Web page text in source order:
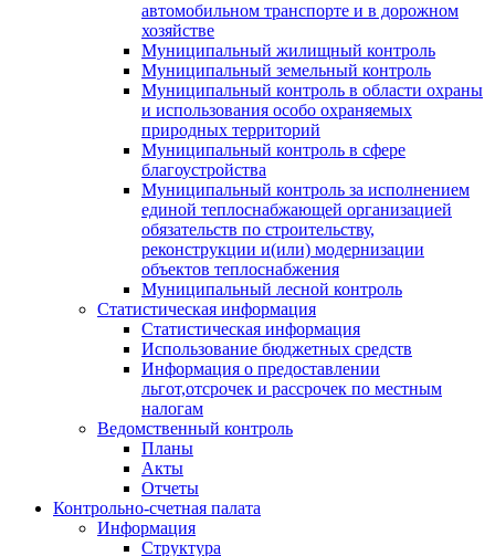
автомобильном транспорте и в дорожном
хозяйстве
Муниципальный жилищный контроль
Муниципальный земельный контроль
Муниципальный контроль в области охраны
и использования особо охраняемых
природных территорий
Муниципальный контроль в сфере
благоустройства
Муниципальный контроль за исполнением
единой теплоснабжающей организацией
обязательств по строительству,
реконструкции и(или) модернизации
объектов теплоснабжения
Муниципальный лесной контроль
Статистическая информация
Статистическая информация
Использование бюджетных средств
Информация о предоставлении
льгот,отсрочек и рассрочек по местным
налогам
Ведомственный контроль
Планы
Акты
Отчеты
Контрольно-счетная палата
Информация
Структура